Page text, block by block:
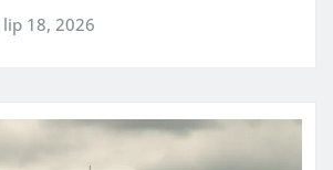
lip 18, 2026